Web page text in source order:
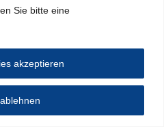
Sie bitte eine
akzeptieren